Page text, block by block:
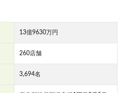
13億9630万円
260店舗
3,694名